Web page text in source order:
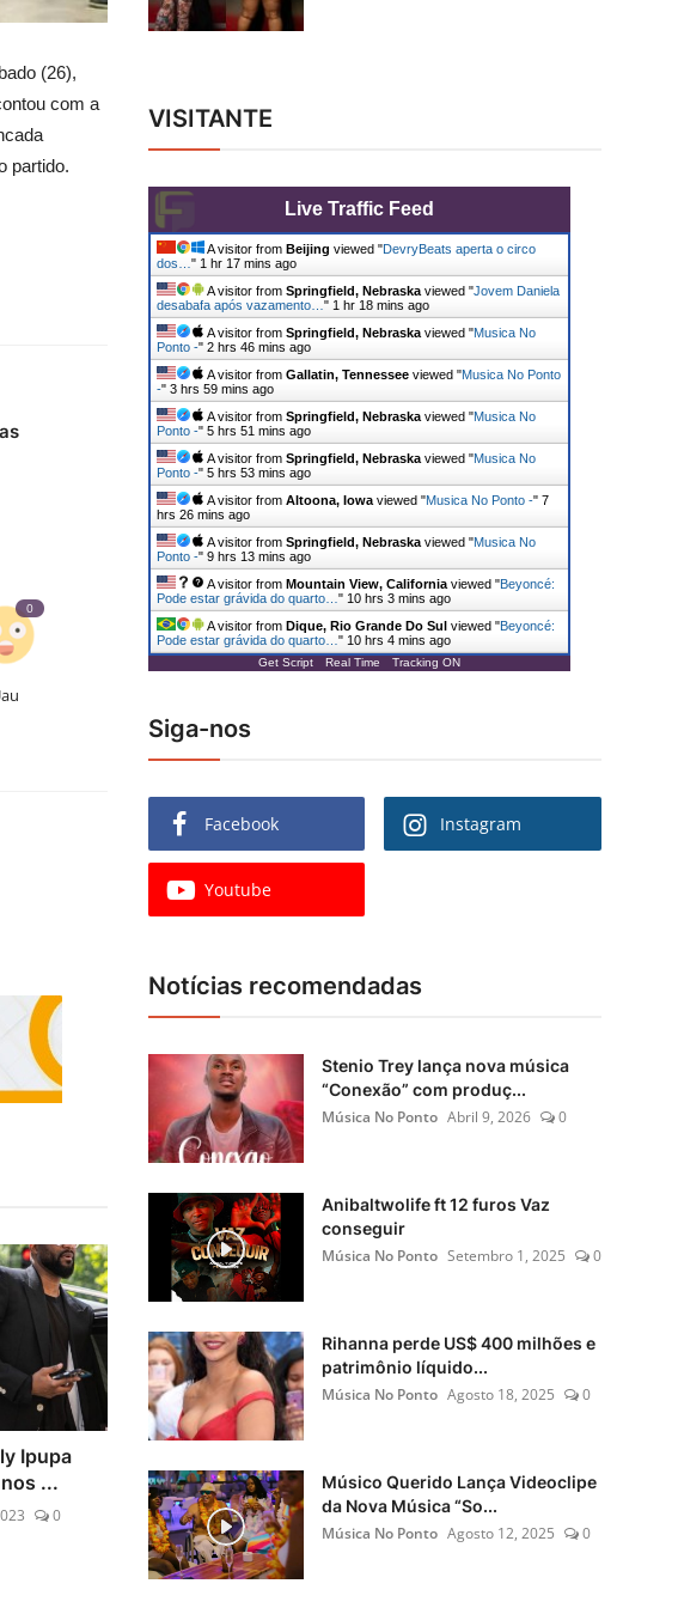
(26),
com a
partido.
0
Ipupa
...
0
VISITANTE
Live Traffic Feed
A visitor from Beijing viewed "DevryBeats aperta o circo
dos… " 1 hr 17 mins ago
A visitor from Springfield, Nebraskaviewed "Jovem Daniela
desabafa após vazamento… " 1 hr 18 mins ago
A visitor from Springfield, Nebraskaviewed "Musica No
Ponto -" 2 hrs 46 mins ago
A visitor from Gallatin, Tennesseeviewed "Musica No Ponto
-" 3 hrs 59 mins ago
A visitor from Springfield, Nebraskaviewed "Musica No
Ponto -" 5 hrs 51 mins ago
A visitor from Springfield, Nebraskaviewed "Musica No
Ponto -" 5 hrs 53 mins ago
A visitor from Altoona, Iowaviewed "Musica No Ponto -" 7
hrs 26 mins ago
A visitor from Springfield, Nebraskaviewed "Musica No
Ponto -" 9 hrs 13 mins ago
A visitor from Mountain View, Californiaviewed "Beyoncé:
Pode estar grávida do quarto… " 10 hrs 3 mins ago
A visitor from Dique, Rio Grande Do Sulviewed "Beyoncé:
Pode estar grávida do quarto… " 10 hrs 4 mins ago
Get Script Real Time Tracking ON
Siga-nos
Facebook Instagram
Youtube
Notícias recomendadas
Stenio Trey lança nova música
“Conexão” com produç...
Música No Ponto Abril 9, 2026 0
Anibaltwolife ft 12 furos Vaz
conseguir
Música No Ponto Setembro 1, 2025 0
Rihanna perde US$ 400 milhões e
patrimônio líquido...
Música No Ponto Agosto 18, 2025 0
Músico Querido Lança Videoclipe
da Nova Música “So...
Música No Ponto Agosto 12, 2025 0